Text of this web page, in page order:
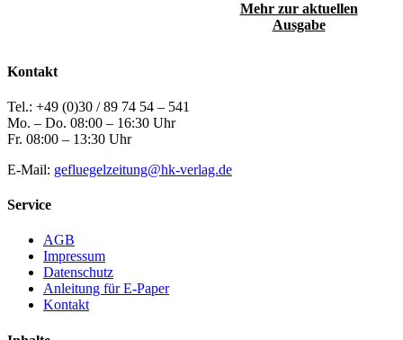
Mehr zur aktuellen
Ausgabe
Kontakt
Tel.: +49 (0)30 / 89 74 54 – 541
Mo. – Do. 08:00 – 16:30 Uhr
Fr. 08:00 – 13:30 Uhr
E-Mail: gefluegelzeitung@hk-verlag.de
Service
AGB
Impressum
Datenschutz
Anleitung für E-Paper
Kontakt